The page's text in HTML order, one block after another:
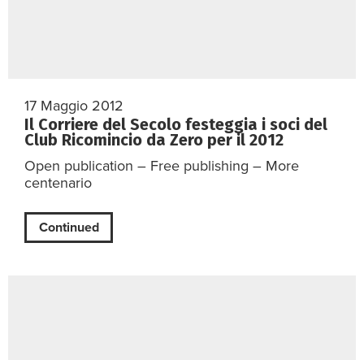
17 Maggio 2012
Il Corriere del Secolo festeggia i soci del
Club Ricomincio da Zero per il 2012
Open publication – Free publishing – More
centenario
Continued